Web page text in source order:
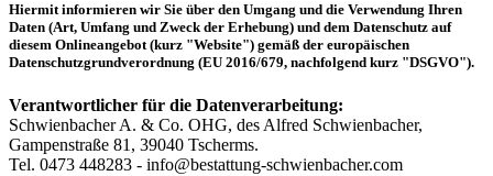
Hiermit informieren wir Sie über den Umgang und die Verwendung Ihren
Daten (Art, Umfang und Zweck der Erhebung) und dem Datenschutz auf
diesem Onlineangebot (kurz "Website") gemäß der europäischen
Datenschutzgrundverordnung (EU 2016/679, nachfolgend kurz "DSGVO").
Verantwortlicher für die Datenverarbeitung:
Schwienbacher A. & Co. OHG, des Alfred Schwienbacher,
Gampenstraße 81, 39040 Tscherms.
Tel. 0473 448283 - info@bestattung-schwienbacher.com